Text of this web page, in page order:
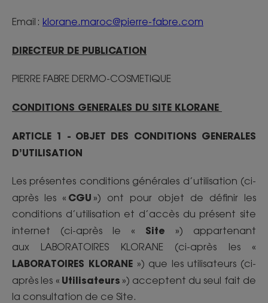
Email : klorane.maroc@pierre-fabre.com
DIRECTEUR DE PUBLICATION
PIERRE FABRE DERMO-COSMETIQUE
CONDITIONS GENERALES DU SITE KLORANE
ARTICLE 1 - OBJET DES CONDITIONS GENERALES
D’UTILISATION
Les présentes conditions générales d’utilisation (ci-
après les « CGU ») ont pour objet de définir les
conditions d’utilisation et d’accès du présent site
internet (ci-après le « Site ») appartenant
aux LABORATOIRES KLORANE (ci-après les «
LABORATOIRES KLORANE ») que les utilisateurs (ci-
après les « Utilisateurs ») acceptent du seul fait de
la consultation de ce Site.